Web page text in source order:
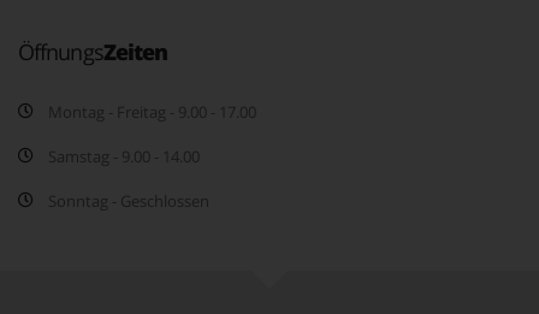
ÖffnungsZeiten
Montag - Freitag - 9.00 - 17.00
Samstag - 9.00 - 14.00
Sonntag - Geschlossen